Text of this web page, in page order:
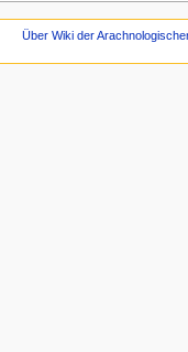
Über Wiki der